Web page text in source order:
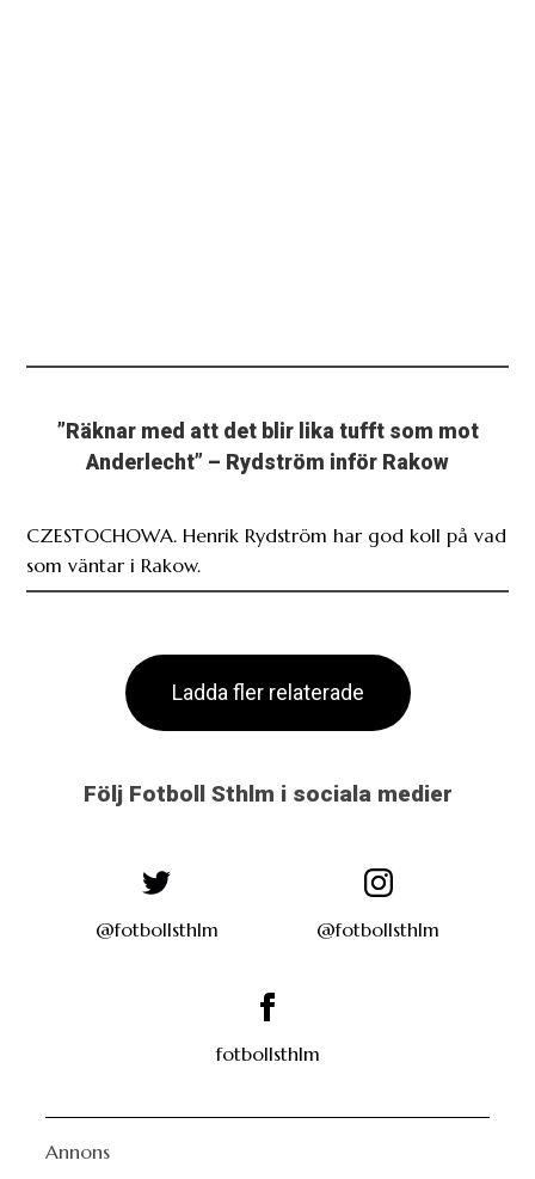
”Räknar med att det blir lika tufft som mot
Anderlecht” – Rydström inför Rakow
CZESTOCHOWA. Henrik Rydström har god koll på vad
som väntar i Rakow.
Ladda fler relaterade
Följ Fotboll Sthlm i sociala medier
@fotbollsthlm @fotbollsthlm
fotbollsthlm
Annons